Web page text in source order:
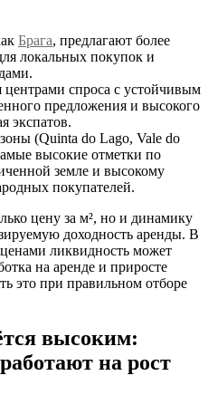
Брага, предлагают более
локальных покупок и
центрами спроса с устойчивым
предложения и высокого
экспатов.
(Quinta do Lago, Vale do
высокие отметки по
земле и высокому
покупателей.
цену за м², но и динамику
доходность аренды. В
ликвидность может
на аренде и приросте
это при правильном отборе
высоким:
на рост